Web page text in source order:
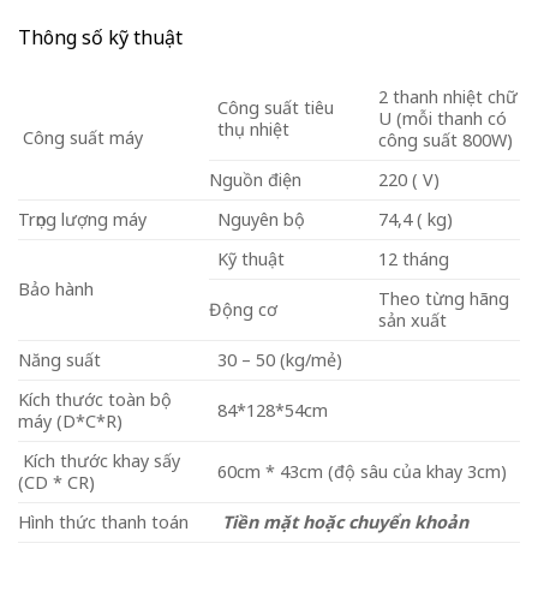
Thông số kỹ thuật
Công suất máy
Công suất tiêu
thụ nhiệt
2 thanh nhiệt chữ
U (mỗi thanh có
công suất 800W)
Nguồn điện
220 ( V)
Trọng lượng máy
Nguyên bộ 74,4 ( kg)
Bảo hành
Kỹ thuật 12 tháng
Động cơ
Theo từng hãng
sản xuất
Năng suất
30 – 50 (kg/mẻ)
Kích thước toàn bộ
máy (D*C*R)
84*128*54cm
Kích thước khay sấy
(CD * CR)
60cm * 43cm (độ sâu của khay 3cm)
Hình thức thanh toán Tiền mặt hoặc chuyển khoản